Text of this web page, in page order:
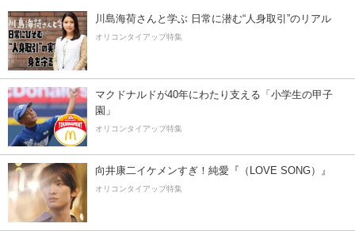
川島海荷さんと学ぶ 日常に潜む“人身取引”のリアル
オリコンタイアップ特集
マクドナルドが40年にわたり支える「小学生の甲子
園」
オリコンタイアップ特集
向井康二イケメンすぎ！純愛『（LOVE SONG）』
オリコンタイアップ特集